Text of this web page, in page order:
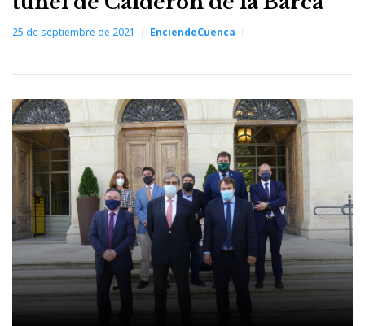
25 de septiembre de 2021 EnciendeCuenca